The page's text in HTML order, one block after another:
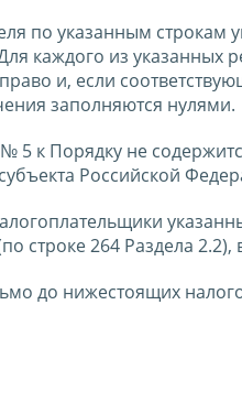
по указанным строкам
каждого из указанных
и, если
заполняются нулями.
к Порядку не
Российской
строке 264 Раздела
до нижестоящих